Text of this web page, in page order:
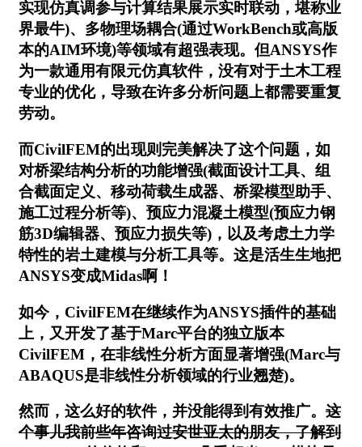
实现仿真调参与计算结果展示实时联动，堪称业
界最牛)、多物理场耦合(通过WorkBench或高版
本的AIM环境)等领域有超强表现。但ANSYS作
为一款通用有限元仿真软件，没有对于土木工程
专业的优化，导致在许多分析问题上都需要重复
劳动。
而CivilFEM的出现则完美解决了这个问题，如
对桥梁结构分析的功能增强(截面设计工具、组
合截面定义、移动荷载生成器、桥梁模型助手、
施工过程分析等)、预应力混凝土模型(预应力钢
筋3D编辑器、预应力损失等)，以及考虑土力学
特性的岩土建模与分析工具等。这是活生生地把
ANSYS变成Midas啊！
如今，CivilFEM在继续作为ANSYS插件的基础
上，又开发了基于Marc平台的独立版本
CivilFEM，在非线性分析方面显著增强(Marc与
ABAQUS是非线性分析领域的行业翘楚)。
然而，这么好的软件，并没能得到有效推广。 这
个事儿我前些年咨询过安世亚太的朋友，了解到